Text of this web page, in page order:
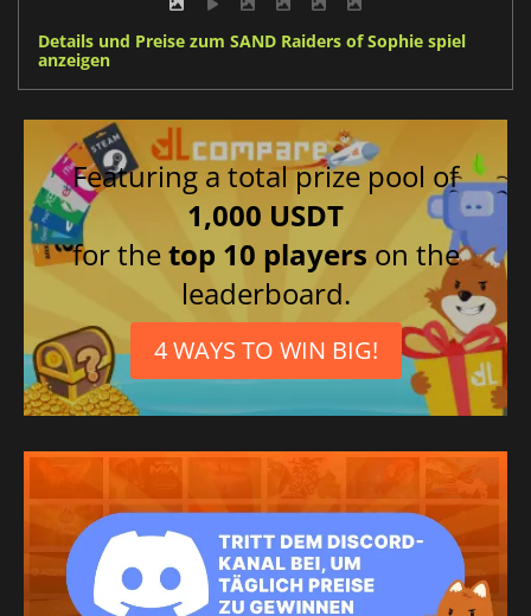
Details und Preise zum SAND Raiders of Sophie spiel
anzeigen
Featuring a total prize pool of
1,000 USDT
for thetop 10 players on the
leaderboard.
4 WAYS TO WIN BIG!